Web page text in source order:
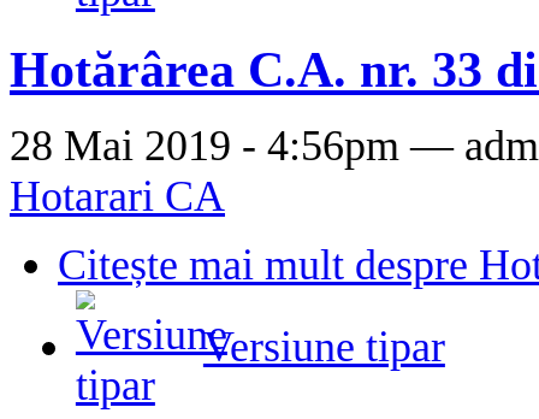
Hotărârea C.A. nr. 33
28 Mai 2019 - 4:56pm —
Hotarari CA
Citește mai mult despre
Versiune tipar